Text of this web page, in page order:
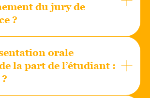
du jury de
?
orale
la part de l’étudiant :